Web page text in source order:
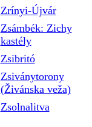
Zrínyi-Újvár
Zsámbék: Zichy
kastély
Zsibritó
Zsiványtorony
(Živánska veža)
Zsolnalitva